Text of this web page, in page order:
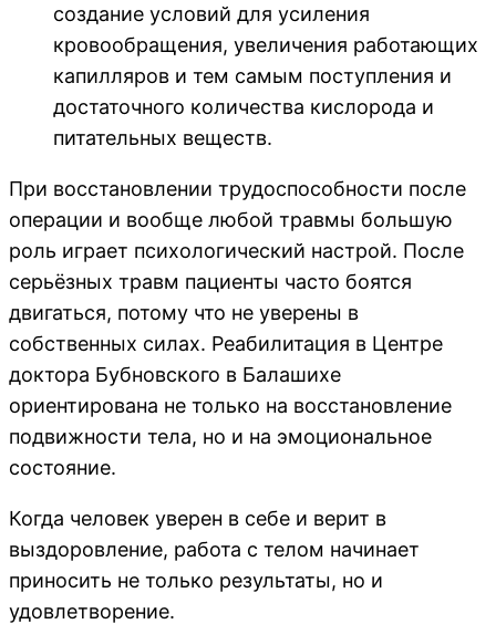
создание условий для усиления
кровообращения, увеличения работающих
капилляров и тем самым поступления и
достаточного количества кислорода и
питательных веществ.
При восстановлении трудоспособности после
операции и вообще любой травмы большую
роль играет психологический настрой. После
серьёзных травм пациенты часто боятся
двигаться, потому что не уверены в
собственных силах. Реабилитация в Центре
доктора Бубновского в Балашихе
ориентирована не только на восстановление
подвижности тела, но и на эмоциональное
состояние.
Когда человек уверен в себе и верит в
выздоровление, работа с телом начинает
приносить не только результаты, но и
удовлетворение.